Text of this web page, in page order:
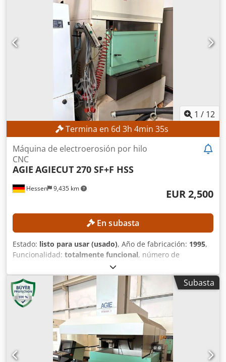
Recorrido del eje Z: 220 mm Dimensiones máximas de la
pieza de trabajo: 1.000 × 550 × 220 mm Peso máximo de la
pieza de trabajo: 750 kg Conicidad máxima: ±45° / 220 mm
Conicidad estándar: 30° Diámetro del hilo: 0,1–0,3 mm
Velocidad de corte: 300 mm²/min DETALLES DE LA
MÁQUINA Chedpfxozlnrcj Angja Control CNC: control de
multiprocesador para PC Precisión y acabado Rugosidad
superficial Ra: mín. 0,22 µm Resolución de medición: 0,05
µm EQUIPAMIENTO Windows XP Pantalla táctil
1 / 12
Termina en 6d 3h 4min 34s
Hessen 9,435 km
Máquina de electroerosión por hilo
CNC
AGIE AGIECUT 270 SF+F HSS
EUR 2,500
En subasta
Estado: listo para usar (usado), Año de fabricación: 1995,
Funcionalidad: totalmente funcional, número de
, recorrido eje X:
recorrido del eje Y:250 mm, recorrido del eje Z:256 mm,
Diámetro del alambre (máx.):
0.33 mm , modelo de
controlador:AGIEVISION / AGIE HSS-Steuerung
mínimo: ¡venta garantizada al precio más alto!
ESPECIFICACIONES TÉCNICAS Recorrido del eje X: 350 mm
Recorrido del eje Y: 250 mm Recorrido del eje Z: 256 mm
Recorrido de los ejes U/V: ±70 mm Resolución de
posicionamiento: 0,0001 mm Precisión de posicionamiento:
Subasta